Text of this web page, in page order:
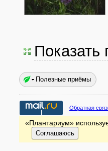
Полезные приёмы
Обратная
«Плантариум»
Соглашаюсь